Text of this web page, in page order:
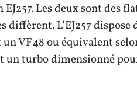
EJ257. Les deux sont des
L’EJ257 dispose
VF48 ou équivalent
un turbo dimensionné